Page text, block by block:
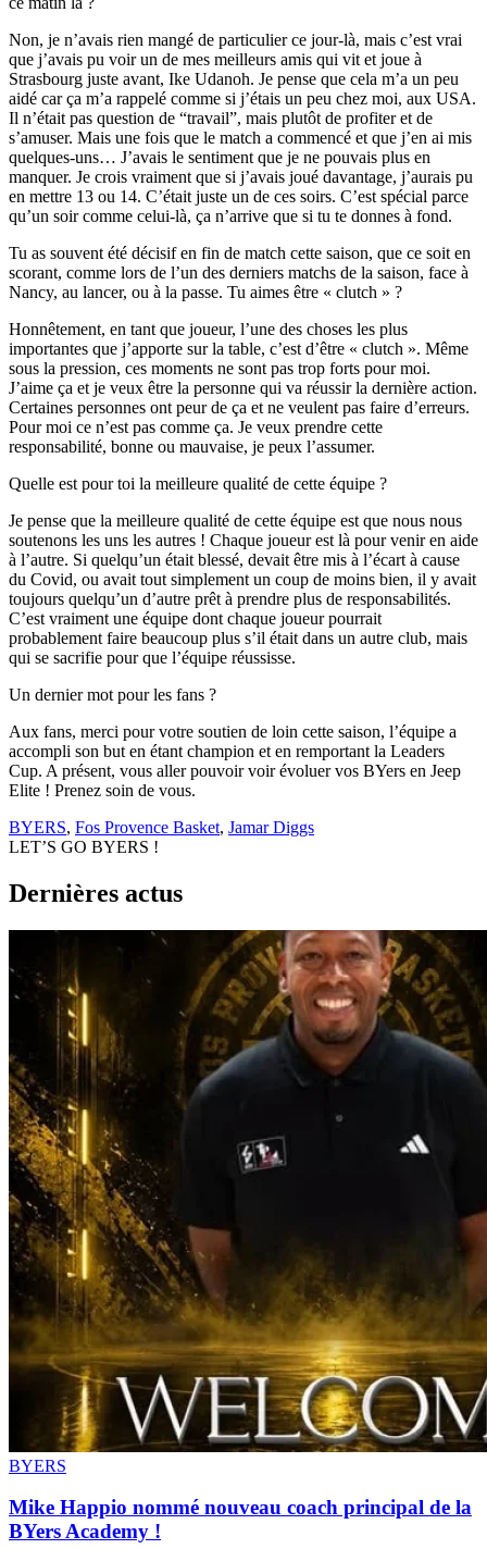
Non, je n’avais rien mangé de particulier ce jour-là, mais c’est vrai
que j’avais pu voir un de mes meilleurs amis qui vit et joue à
Strasbourg juste avant, Ike Udanoh. Je pense que cela m’a un peu
aidé car ça m’a rappelé comme si j’étais un peu chez moi, aux USA.
Il n’était pas question de “travail”, mais plutôt de profiter et de
s’amuser. Mais une fois que le match a commencé et que j’en ai mis
quelques-uns… J’avais le sentiment que je ne pouvais plus en
manquer. Je crois vraiment que si j’avais joué davantage, j’aurais pu
en mettre 13 ou 14. C’était juste un de ces soirs. C’est spécial parce
qu’un soir comme celui-là, ça n’arrive que si tu te donnes à fond.
Tu as souvent été décisif en fin de match cette saison, que ce soit en
scorant, comme lors de l’un des derniers matchs de la saison, face à
Nancy, au lancer, ou à la passe. Tu aimes être « clutch » ?
Honnêtement, en tant que joueur, l’une des choses les plus
importantes que j’apporte sur la table, c’est d’être « clutch ». Même
sous la pression, ces moments ne sont pas trop forts pour moi.
J’aime ça et je veux être la personne qui va réussir la dernière action.
Certaines personnes ont peur de ça et ne veulent pas faire d’erreurs.
Pour moi ce n’est pas comme ça. Je veux prendre cette
responsabilité, bonne ou mauvaise, je peux l’assumer.
Quelle est pour toi la meilleure qualité de cette équipe ?
Je pense que la meilleure qualité de cette équipe est que nous nous
soutenons les uns les autres ! Chaque joueur est là pour venir en aide
à l’autre. Si quelqu’un était blessé, devait être mis à l’écart à cause
du Covid, ou avait tout simplement un coup de moins bien, il y avait
toujours quelqu’un d’autre prêt à prendre plus de responsabilités.
C’est vraiment une équipe dont chaque joueur pourrait
probablement faire beaucoup plus s’il était dans un autre club, mais
qui se sacrifie pour que l’équipe réussisse.
Un dernier mot pour les fans ?
Aux fans, merci pour votre soutien de loin cette saison, l’équipe a
accompli son but en étant champion et en remportant la Leaders
Cup. A présent, vous aller pouvoir voir évoluer vos BYers en Jeep
Elite ! Prenez soin de vous.
BYERS, Fos Provence Basket, Jamar Diggs
LET’S GO BYERS !
Dernières actus
BYERS
Mike Happio nommé nouveau coach principal de la
BYers Academy !